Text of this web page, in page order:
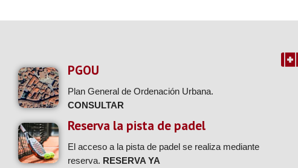
PGOU
Plan General de Ordenación Urbana.
CONSULTAR
Reserva la pista de padel
El acceso a la pista de padel se realiza mediante
reserva. RESERVA YA